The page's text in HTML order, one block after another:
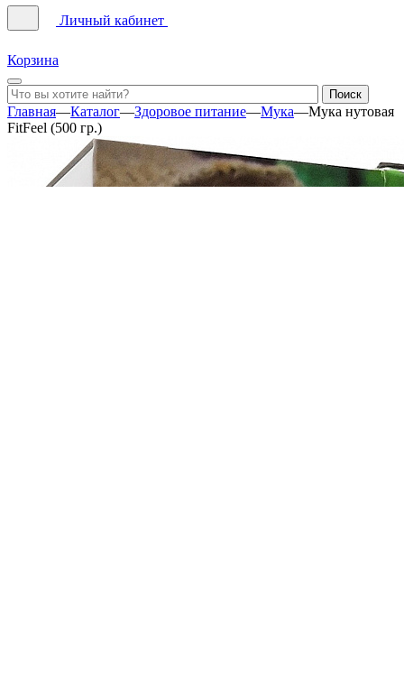
Личный кабинет
Корзина
Главная—Каталог—Здоровое питание—Мука—Мука нутовая
FitFeel (500 гр.)